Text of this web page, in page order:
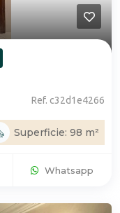
Ref. c32d1e4266
Superficie: 98 m²
Whatsapp